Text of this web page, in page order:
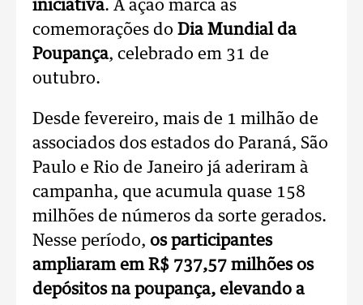
iniciativa. A ação marca as
comemorações do Dia Mundial da
Poupança, celebrado em 31 de
outubro.
Desde fevereiro, mais de 1 milhão de
associados dos estados do Paraná, São
Paulo e Rio de Janeiro já aderiram à
campanha, que acumula quase 158
milhões de números da sorte gerados.
Nesse período, os participantes
ampliaram em R$ 737,57 milhões os
depósitos na poupança, elevando a